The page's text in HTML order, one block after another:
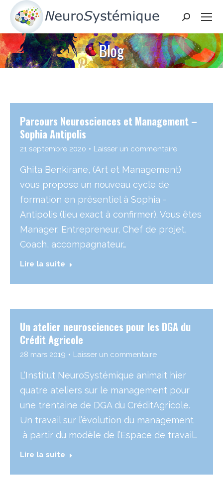
Search:
Blog
Parcours Neurosciences et Management –
Sophia Antipolis
21 septembre 2020 Laisser un commentaire
Ghita Benkirane, (Art et Management)
vous propose un nouveau cycle de
formation en présentiel à Sophia -
Antipolis (lieu exact à confirmer). Vous êtes
Manager, Entrepreneur, Chef de projet,
Coach, accompagnateur…
Lire la suite
Un atelier neurosciences pour les DGA du
Crédit Agricole
28 mars 2019 Laisser un commentaire
L’Institut NeuroSystémique animait hier
quatre ateliers sur le management pour
une trentaine de DGA du CréditAgricole.
Un travail sur l’évolution du management
à partir du modèle de l’Espace de travail…
Lire la suite